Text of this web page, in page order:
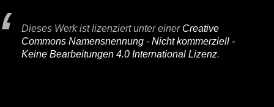
I
Dieses Werk ist lizenziert unter einer Creative
Commons Namensnennung - Nicht kommerziell -
Keine Bearbeitungen 4.0 International Lizenz.